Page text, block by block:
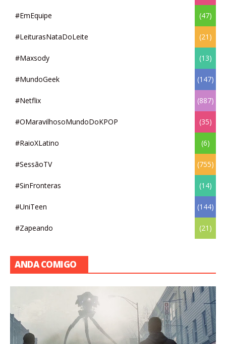
#EmEquipe (47)
#LeiturasNataDoLeite (21)
#Maxsody (13)
#MundoGeek (147)
#Netflix (887)
#OMaravilhosoMundoDoKPOP (35)
#RaioXLatino (6)
#SessãoTV (755)
#SinFronteras (14)
#UniTeen (144)
#Zapeando (21)
ANDA COMIGO